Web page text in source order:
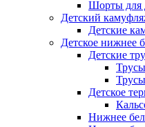
Шорты для
Детский
Детские
Детское нижнее
Детские
Детское
Нижнее